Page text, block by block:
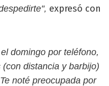
expresó con
domingo por teléfono,
distancia y barbijo)
noté preocupada por